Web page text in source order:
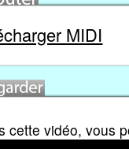
MIDI
cette vidéo, vous